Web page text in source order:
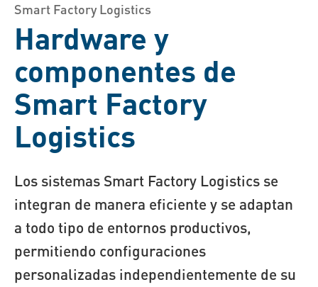
Smart Factory Logistics
Hardware y
componentes de
Smart Factory
Logistics
Los sistemas Smart Factory Logistics se
integran de manera eficiente y se adaptan
a todo tipo de entornos productivos,
permitiendo configuraciones
personalizadas independientemente de su